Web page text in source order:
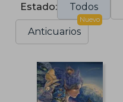
Estado: Todos
Anticuarios
Nuevo